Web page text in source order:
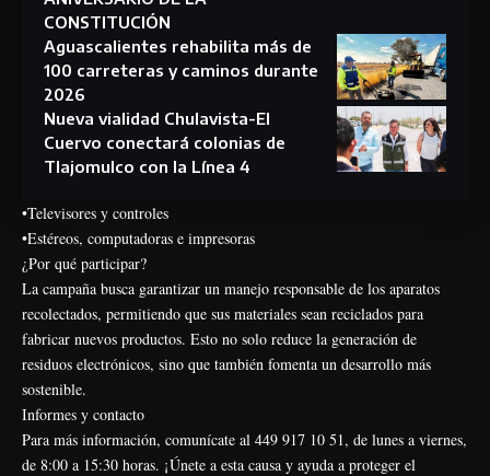
CONSTITUCIÓN
Aguascalientes rehabilita más de
100 carreteras y caminos durante
2026
Nueva vialidad Chulavista-El
Cuervo conectará colonias de
Tlajomulco con la Línea 4
•Televisores y controles
•Estéreos, computadoras e impresoras
¿Por qué participar?
La campaña busca garantizar un manejo responsable de los aparatos
recolectados, permitiendo que sus materiales sean reciclados para
fabricar nuevos productos. Esto no solo reduce la generación de
residuos electrónicos, sino que también fomenta un desarrollo más
sostenible.
Informes y contacto
Para más información, comunícate al 449 917 10 51, de lunes a viernes,
de 8:00 a 15:30 horas. ¡Únete a esta causa y ayuda a proteger el